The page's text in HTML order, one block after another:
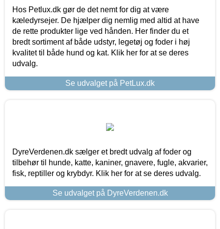
Hos Petlux.dk gør de det nemt for dig at være
kæledyrsejer. De hjælper dig nemlig med altid at have
de rette produkter lige ved hånden. Her finder du et
bredt sortiment af både udstyr, legetøj og foder i høj
kvalitet til både hund og kat. Klik her for at se deres
udvalg.
Se udvalget på PetLux.dk
DyreVerdenen.dk sælger et bredt udvalg af foder og
tilbehør til hunde, katte, kaniner, gnavere, fugle, akvarier,
fisk, reptiller og krybdyr. Klik her for at se deres udvalg.
Se udvalget på DyreVerdenen.dk